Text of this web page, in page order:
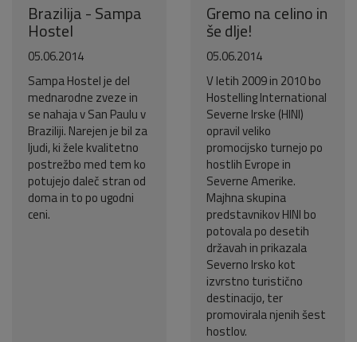
Brazilija - Sampa
Hostel
05.06.2014
Sampa Hostel je del
mednarodne zveze in
se nahaja v San Paulu v
Braziliji. Narejen je bil za
ljudi, ki žele kvalitetno
postrežbo med tem ko
potujejo daleč stran od
doma in to po ugodni
ceni.
Gremo na celino in
še dlje!
05.06.2014
V letih 2009 in 2010 bo
Hostelling International
Severne Irske (HINI)
opravil veliko
promocijsko turnejo po
hostlih Evrope in
Severne Amerike.
Majhna skupina
predstavnikov HINI bo
potovala po desetih
državah in prikazala
Severno Irsko kot
izvrstno turistično
destinacijo, ter
promovirala njenih šest
hostlov.